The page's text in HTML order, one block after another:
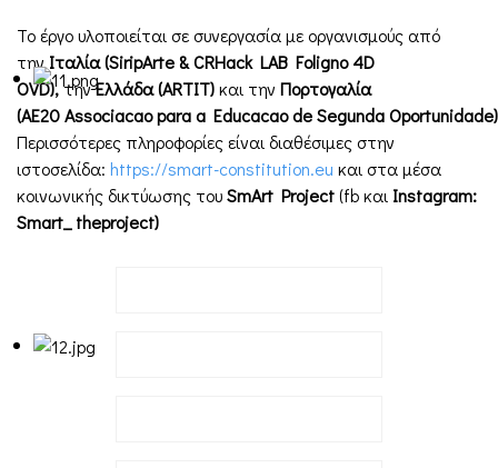
Το έργο υλοποιείται σε συνεργασία με οργανισμούς από
τηνΙταλία (SiripArte &CRHack LAB Foligno4D
OVD),τηνΕλλάδα (ARTIT)και την Πορτογαλία
(AE20Associacao para a Educacao de Segunda Oportunidade
Περισσότερες πληροφορίες είναι διαθέσιμες στην
ιστοσελίδα: https://smart-constitution.eu και στα μέσα
κοινωνικής δικτύωσης τουSmArt Project(fb και Instagram:
Smart_theproject)